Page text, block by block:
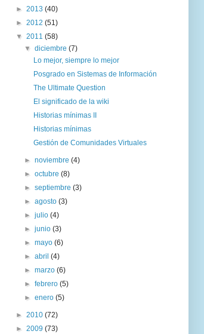
► 2013 (40)
► 2012 (51)
▼ 2011 (58)
▼diciembre(7)
Lo mejor, siempre lo mejor
Posgrado en Sistemas de Información
The Ultimate Question
El significado de la wiki
Historias mínimas II
Historias mínimas
Gestión de Comunidades Virtuales
►noviembre(4)
►octubre(8)
►septiembre(3)
►agosto(3)
►julio(4)
►junio(3)
►mayo(6)
►abril(4)
►marzo(6)
►febrero(5)
►enero(5)
► 2010 (72)
► 2009 (73)